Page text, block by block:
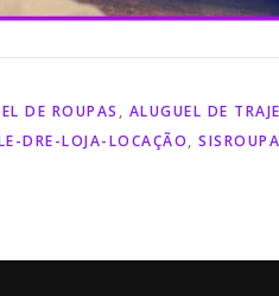
DE ROUPAS , ALUGUEL DE
DRE-LOJA-LOCAÇÃO,